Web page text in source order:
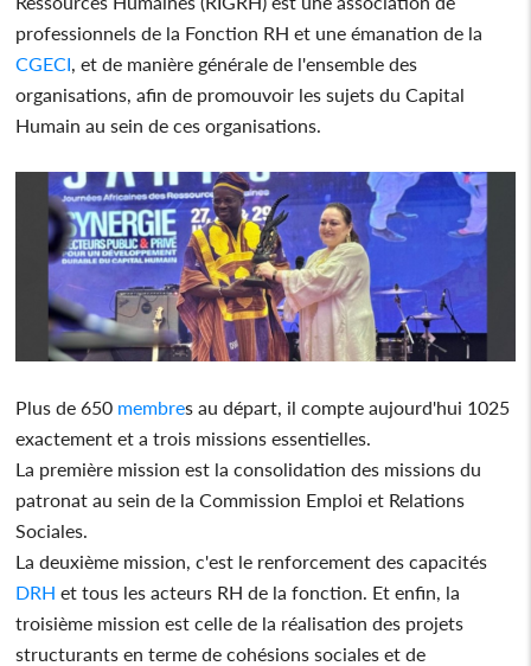
professionnels de la Fonction RH et une émanation de la
CGECI , et de manière générale de l'ensemble des
organisations, afin de promouvoir les sujets du Capital
Humain au sein de ces organisations.
Plus de 650 membres au départ, il compte aujourd'hui 1025
exactement et a trois missions essentielles.
La première mission est la consolidation des missions du
patronat au sein de la Commission Emploi et Relations
Sociales.
La deuxième mission, c'est le renforcement des capacités
DRH et tous les acteurs RH de la fonction. Et enfin, la
troisième mission est celle de la réalisation des projets
structurants en terme de cohésions sociales et de